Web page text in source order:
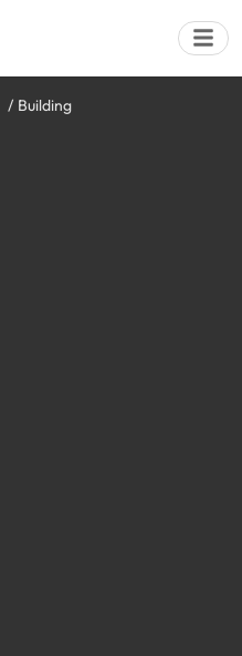
Building